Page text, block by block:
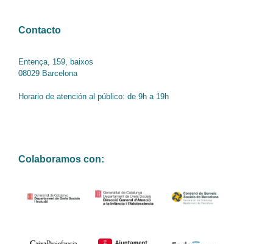
Contacto
Entença, 159, baixos
08029 Barcelona
Horario de atención al público: de 9h a 19h
Colaboramos con: